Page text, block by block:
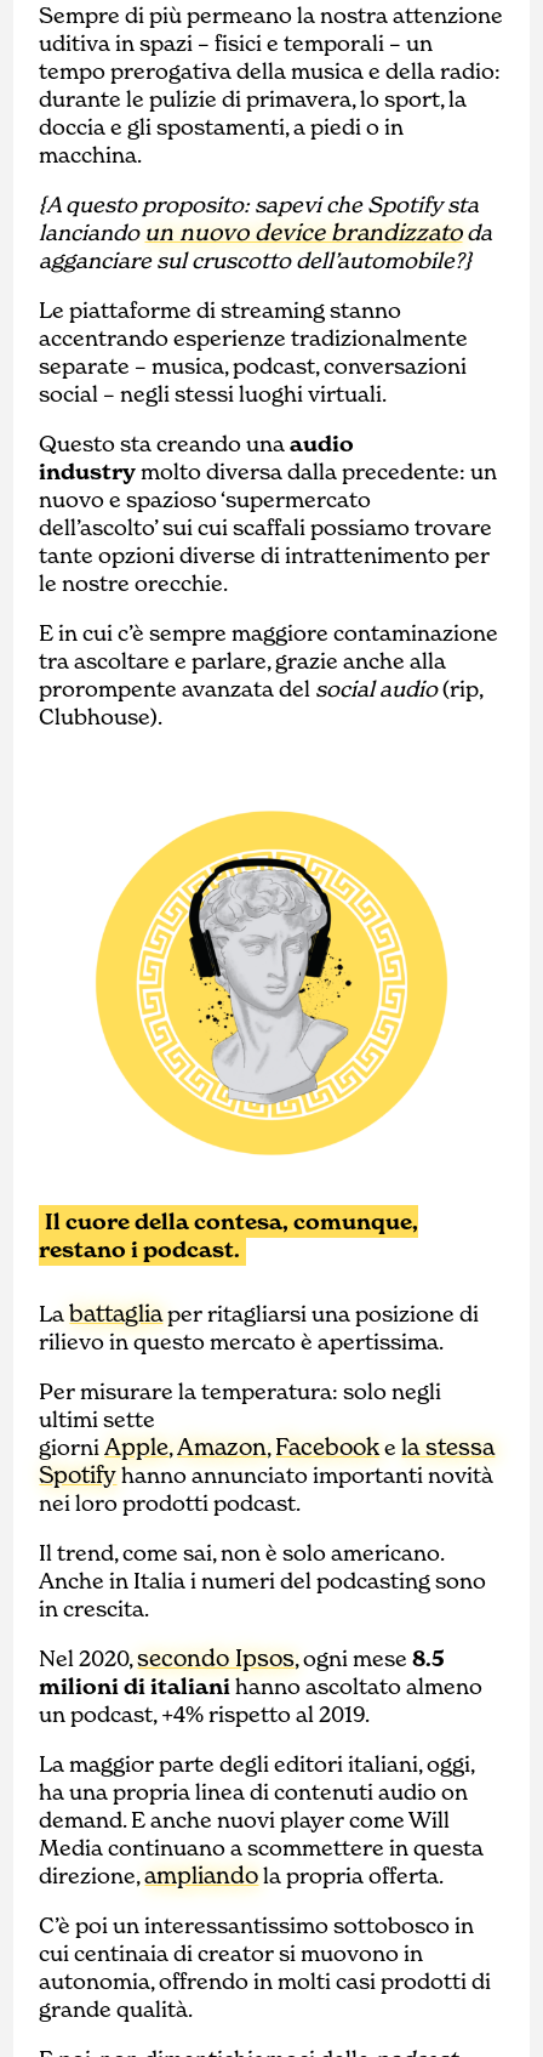
Sempre di più permeano la nostra attenzione
uditiva in spazi – fisici e temporali – un
tempo prerogativa della musica e della radio:
durante le pulizie di primavera, lo sport, la
doccia e gli spostamenti, a piedi o in
macchina.
{A questo proposito: sapevi che Spotify sta
lanciando un nuovo device brandizzatoda
agganciare sul cruscotto dell’automobile?}
Le piattaforme di streaming stanno
accentrando esperienze tradizionalmente
separate – musica, podcast, conversazioni
social – negli stessi luoghi virtuali.
Questo sta creando unaaudio
industrymolto diversa dalla precedente: un
nuovo e spazioso ‘supermercato
dell’ascolto’ sui cui scaffali possiamo trovare
tante opzioni diverse di intrattenimento per
le nostre orecchie.
E in cui c’è sempre maggiore contaminazione
tra ascoltare e parlare, grazie anche alla
prorompente avanzata del social audio(rip,
Clubhouse).
Il cuore della contesa, comunque,
restano i podcast.
Labattagliaper ritagliarsi una posizione di
rilievo in questo mercato è apertissima.
Per misurare la temperatura: solo negli
ultimi sette
giorniApple,Amazon,Facebookela stessa
Spotifyhanno annunciato importanti novità
nei loro prodotti podcast.
Il trend, come sai, non è solo americano.
Anche in Italia i numeri del podcasting sono
in crescita.
Nel 2020,secondo Ipsos, ogni mese8.5
milioni di italianihanno ascoltato almeno
un podcast, +4% rispetto al 2019.
La maggior parte degli editori italiani, oggi,
ha una propria linea di contenuti audio on
demand. E anche nuovi player come Will
Media continuano a scommettere in questa
direzione,ampliandola propria offerta.
C’è poi un interessantissimo sottobosco in
cui centinaia di creator si muovono in
autonomia, offrendo in molti casi prodotti di
grande qualità.